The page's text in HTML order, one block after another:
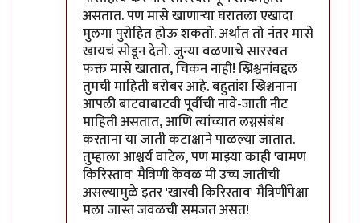
असतात. पण मासे खाणार्‍या घरातला एखादा
मुलगा पुरोहित होऊ शकतो. अर्थात तो नंतर मासे
खायचं सोडून देतो. जुन्या वळणाचे सारस्वत
फक्त मासे खातात, चिकन नाही! ख्रिश्चनांबद्दल
तुमची माहिती बरोबर आहे. बहुतांश ख्रिश्चनाना
आपली बाटवाबाटवी पूर्वीची नावे-जाती नीट
माहिती असतात, आणि त्यांच्यात लग्नसंबंध
करताना या जाती कटाक्षाने पाळल्या जातात.
तुम्हाला आश्चर्य वाटेल, पण माझ्या काही 'बामण
किरिस्ताव' मैत्रिणी केवळ मी उच्च जातीची
असल्यामुळे इतर 'खारवी किरिस्ताव' मैत्रिणींपेक्षा
मला जास्त जवळची समजत असत!